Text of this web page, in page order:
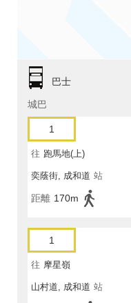
巴士
城巴
1
往 跑馬地(上)
奕蔭街, 成和道 站
距離 170m
1
往 摩星嶺
山村道, 成和道 站